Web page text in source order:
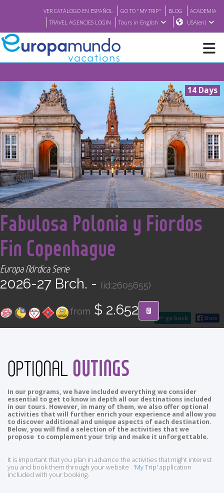
VER CATÁLOGO EN ESPAÑOL GO TO "MY TRIP" BLOG
ACADEMIA
TRAVEL AGENCIES LOGIN
Tours in English USA(en)
BROCHURE PDF
WHERE TO BUY
FEATURED
ABOUT US
CONTACT
Find your Tour
14 Days
go back
<
Fabulosa Polonia y Fiordos
Fin Copenhague
Europa Nórdica Serie
2026-27 Brch. - (id:2605655)
from $ 2.652
OPTIONALOUTINGS
In our programs, we have included everything we consider
essential to get to know in depth all our destinations included
in our tours. However, in many of them, we also offer optional
activities that will further enrich your experience and allow you
to discover additional and unique aspects of each destination.
Below, you will find a selection of the activities that we
propose to complement your trip and make it unforgettable.
It is important that you plan in advance the activities that might interest
you and book them through your website 'My Trip' application
included with your booking.